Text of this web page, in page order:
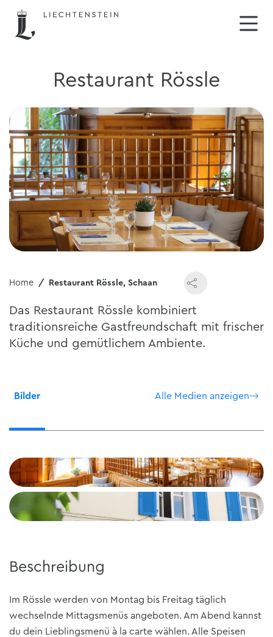
Restaurant Rössle
Home Restaurant Rössle, Schaan
Das Restaurant Rössle kombiniert
traditionsreiche Gastfreundschaft mit frischer
Küche und gemütlichem Ambiente.
Bilder Alle Medien anzeigen
Beschreibung
Im Rössle werden von Montag bis Freitag täglich
wechselnde Mittagsmenüs angeboten. Am Abend kannst
du dein Lieblingsmenü à la carte wählen. Alle Speisen